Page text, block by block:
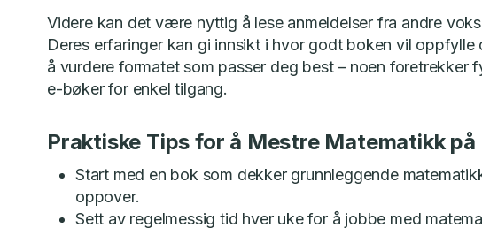
Videre kan det være nyttig å lese anmeldelser fra andre
Deres erfaringer kan gi innsikt i hvor godt boken vil oppfylle
å vurdere formatet som passer deg best – noen foretrekker
e-bøker for enkel tilgang.
Praktiske Tips for å Mestre Matematikk på
Start med en bok som dekker grunnleggende
oppover.
Sett av regelmessig tid hver uke for å jobbe med